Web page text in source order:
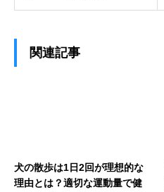
関連記事
犬の散歩は1日2回が理想的な
理由とは？適切な運動量で健